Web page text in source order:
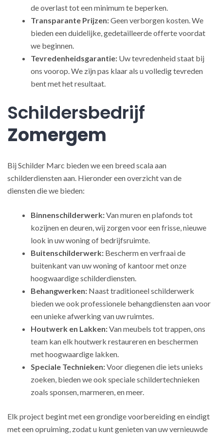
de overlast tot een minimum te beperken.
Transparante Prijzen:Geen verborgen kosten. We
bieden een duidelijke, gedetailleerde offerte voordat
we beginnen.
Tevredenheidsgarantie: Uw tevredenheid staat bij
ons voorop. We zijn pas klaar als u volledig tevreden
bent met het resultaat.
Schildersbedrijf
Zomergem
Bij Schilder Marc bieden we een breed scala aan
schilderdiensten aan. Hieronder een overzicht van de
diensten die we bieden:
Binnenschilderwerk:Van muren en plafonds tot
kozijnen en deuren, wij zorgen voor een frisse, nieuwe
look in uw woning of bedrijfsruimte.
Buitenschilderwerk: Bescherm en verfraai de
buitenkant van uw woning of kantoor met onze
hoogwaardige schilderdiensten.
Behangwerken: Naast traditioneel schilderwerk
bieden we ook professionele behangdiensten aan voor
een unieke afwerking van uw ruimtes.
Houtwerk en Lakken:Van meubels tot trappen, ons
team kan elk houtwerk restaureren en beschermen
met hoogwaardige lakken.
Speciale Technieken:Voor diegenen die iets unieks
zoeken, bieden we ook speciale schildertechnieken
zoals sponsen, marmeren, en meer.
Elk project begint met een grondige voorbereiding en eindigt
met een opruiming, zodat u kunt genieten van uw vernieuwde